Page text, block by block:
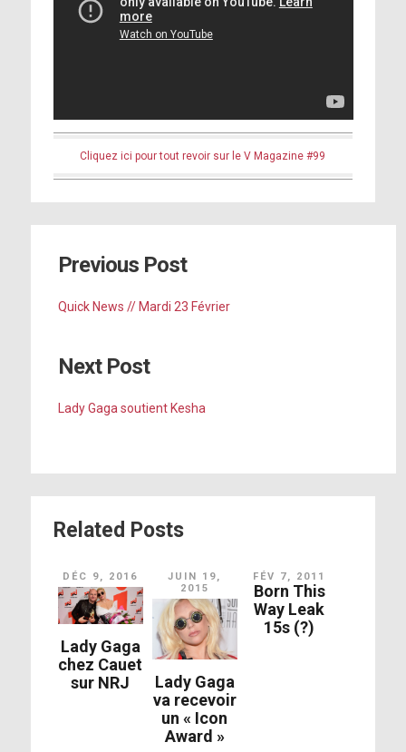
Cliquez ici pour tout revoir sur le V Magazine #99
Previous Post
Quick News // Mardi 23 Février
Next Post
Lady Gaga soutient Kesha
Related Posts
DÉC 9, 2016
Lady Gaga
chez Cauet
sur NRJ
JUIN 19,
2015
Lady Gaga
va recevoir
un « Icon
Award »
FÉV 7, 2011
Born This
Way Leak
15s (?)